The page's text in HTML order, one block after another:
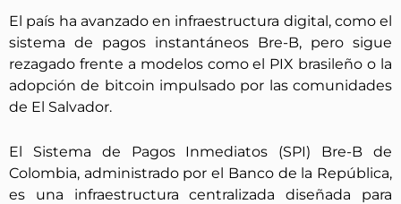
El país ha avanzado en infraestructura digital, como el
sistema de pagos instantáneos Bre-B, pero sigue
rezagado frente a modelos como el PIX brasileño o la
adopción de bitcoin impulsado por las comunidades
de El Salvador.
El Sistema de Pagos Inmediatos (SPI) Bre-B de
Colombia, administrado por el Banco de la República,
es una infraestructura centralizada diseñada para